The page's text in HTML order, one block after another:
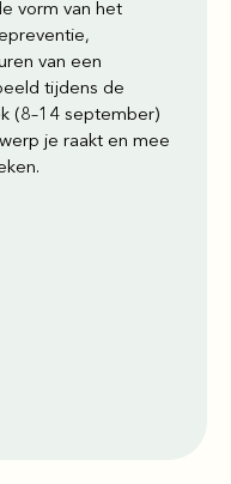
vorm van het
van een
tijdens de
(8–14 september)
je raakt en mee